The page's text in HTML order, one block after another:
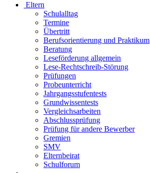
Eltern
Schulalltag
Termine
Übertritt
Berufsorientierung und Praktikum
Beratung
Leseförderung allgemein
Lese-Rechtschreib-Störung
Prüfungen
Probeunterricht
Jahrgangsstufentests
Grundwissentests
Vergleichsarbeiten
Abschlussprüfung
Prüfung für andere Bewerber
Gremien
SMV
Elternbeirat
Schulforum